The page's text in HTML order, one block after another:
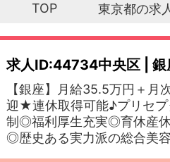
TOP 東京都の求
求人ID:44734中央区 | 銀
【銀座】月給35.5万円＋
迎★連休取得可能♪プリセ
制◎福利厚生充実◎育休産
◎歴史ある実力派の総合美